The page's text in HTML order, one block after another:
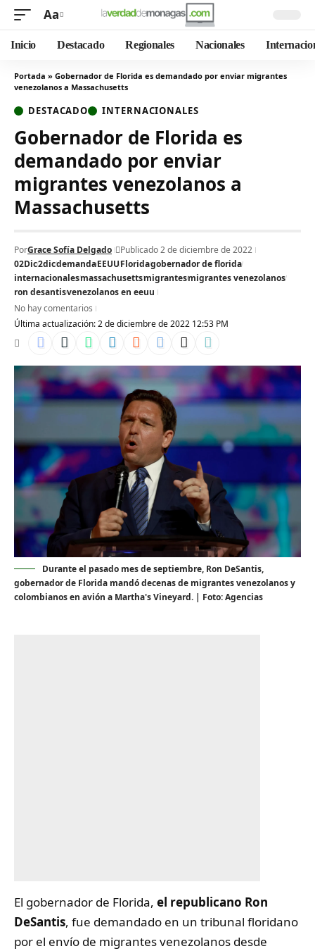
Aa
Inicio Destacado Regionales Nacionales
Portada » Gobernador de Florida es demandado por enviar migrantes
venezolanos a Massachusetts
DESTACADO INTERNACIONALES
Gobernador de Florida es
demandado por enviar
migrantes venezolanos a
Massachusetts
Última actualización: 2 de diciembre de 2022 12:53 PM
PorGrace Sofía Delgado
Publicado 2 de diciembre de 2022
02Dic2dicdemandaEEUUFloridagobernador de florida
internacionalesmassachusettsmigrantesmigrantes venezolanos
ron desantisvenezolanos en eeuu
No hay comentarios
Durante el pasado mes de septiembre, Ron DeSantis,
gobernador de Florida mandó decenas de migrantes venezolanos y
colombianos en avión a Martha's Vineyard. | Foto: Agencias
El gobernador de Florida, el republicano Ron
DeSantis, fue demandado en un tribunal floridano
por el envío de migrantes venezolanos desde